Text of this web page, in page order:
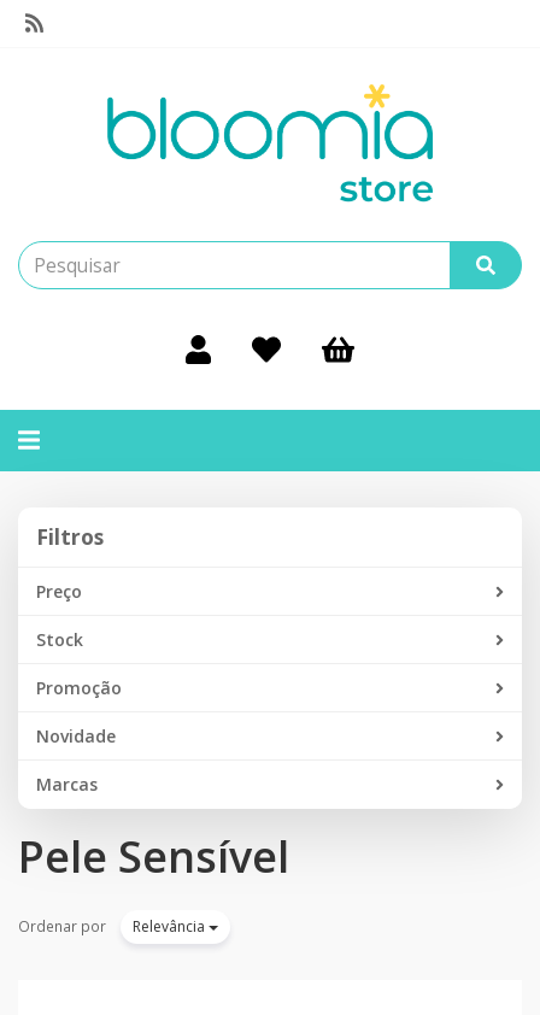
Alternar
Filtros
Preço
Stock
Promoção
Novidade
Marcas
Pele Sensível
Ordenar por Relevância